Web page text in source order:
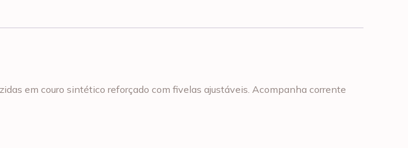
em couro sintético reforçado com fivelas ajustáveis. Acompanha corrente